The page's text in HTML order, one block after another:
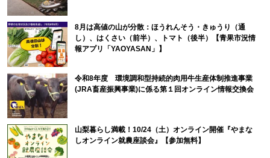
8月は高値の山が分散：ほうれんそう・きゅうり（通
し）、はくさい（前半）、トマト（後半）【青果市況情
報アプリ「YAOYASAN」】
令和8年度 環境調和型持続的肉用牛生産体制推進事業
(JRA畜産振興事業)に係る第１回オンライン情報交換会
山梨暮らし満載！10/24（土）オンライン開催『やまな
しオンライン就農座談会』【参加無料】